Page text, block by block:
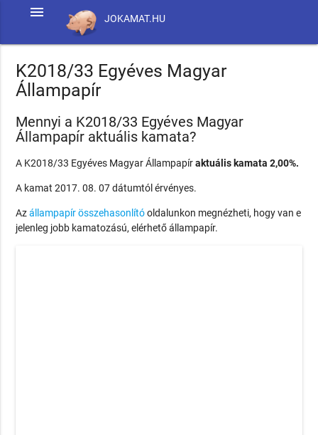
JOKAMAT.HU
menu
K2018/33 Egyéves Magyar
Állampapír
Mennyi a K2018/33 Egyéves Magyar
Állampapír aktuális kamata?
A K2018/33 Egyéves Magyar Állampapíraktuális kamata 2,00%.
A kamat 2017. 08. 07 dátumtól érvényes.
Azállampapír összehasonlítóoldalunkon megnézheti, hogy van e
jelenleg jobb kamatozású, elérhető állampapír.